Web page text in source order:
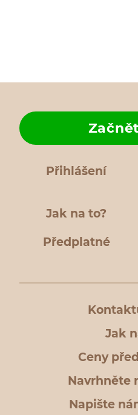
Přihlášení
Jak na to?
Předplatné
Jak
Ceny
Navrhněte
Napište